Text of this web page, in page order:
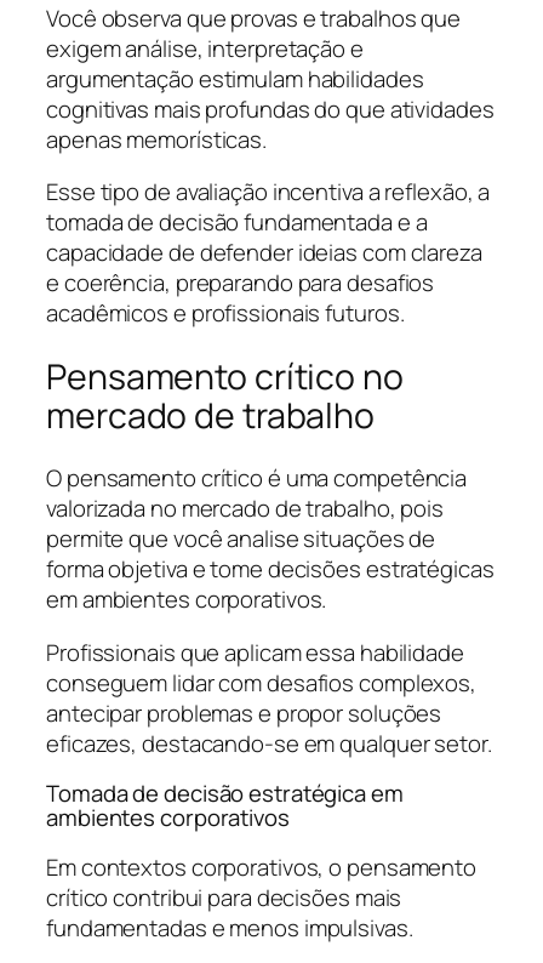
Você observa que provas e trabalhos que
exigem análise, interpretação e
argumentação estimulam habilidades
cognitivas mais profundas do que atividades
apenas memorísticas.
Esse tipo de avaliação incentiva a reflexão, a
tomada de decisão fundamentada e a
capacidade de defender ideias com clareza
e coerência, preparando para desafios
acadêmicos e profissionais futuros.
Pensamento crítico no
mercado de trabalho
O pensamento crítico é uma competência
valorizada no mercado de trabalho, pois
permite que você analise situações de
forma objetiva e tome decisões estratégicas
em ambientes corporativos.
Profissionais que aplicam essa habilidade
conseguem lidar com desafios complexos,
antecipar problemas e propor soluções
eficazes, destacando-se em qualquer setor.
Tomada de decisão estratégica em
ambientes corporativos
Em contextos corporativos, o pensamento
crítico contribui para decisões mais
fundamentadas e menos impulsivas.